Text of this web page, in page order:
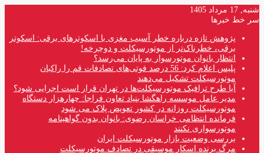
شنبه, 17 مرداد 1405
سر خط خبرها
پژوهش تازه درباره خطر آسیب مغزی با اسکوترهای برقی: اسکوتر
برقی، خطرناک‌تر از موتورسیکلت و دوچرخه!
انتظار بانوان موتورسوار به پایان می‌رسد؟
پلیس اعلام کرد: 56 درصد فوتی‌های تصادفات قم را راکبان
موتورسیکلت تشکیل می‌دهند
آیا طرح ترافیک موتورسیکلت‌ها در تهران قرار است اجرایی شود؟
مدیر عامل موسسه راهگشا بنیاد تعاون فراجا: چهارهزار دستگاه
موتورسیکلت روزانه در کشور تعویض پلاک می شود
فرمانده انتظامی خراسان رضوی: بانوان بدون گواهینامه
موتورسواری نکنند
بررسی وضعیت بازار موتورسیکلت ایران
مرگ برنده اسکار موسیقی در تصادف موتورسیکلت